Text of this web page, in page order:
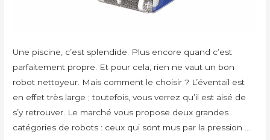
Une piscine, c’est splendide. Plus encore quand c’est
parfaitement propre. Et pour cela, rien ne vaut un bon
robot nettoyeur. Mais comment le choisir ? L’éventail est
en effet très large ; toutefois, vous verrez qu’il est aisé de
s’y retrouver. Le marché vous propose deux grandes
catégories de robots : ceux qui sont mus par la pression …